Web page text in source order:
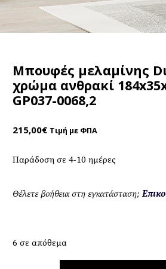
Μπουφές μελαμίνης
χρώμα ανθρακί
GP037-0068,2
215,00€ Τιμή με ΦΠΑ
Παράδοση σε 4-10 ημέρες
Θέλετε βοήθεια στη εγκατάσταση;
6 σε απόθεμα